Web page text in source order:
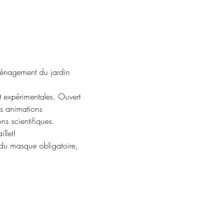
du jardin
Ouvert
animations
scientifiques.
masque obligatoire,